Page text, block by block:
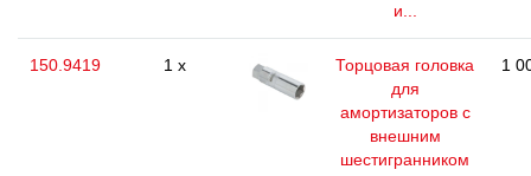
и...
150.9419 1 x
Торцовая головка
для
амортизаторов с
внешним
шестигранником
1